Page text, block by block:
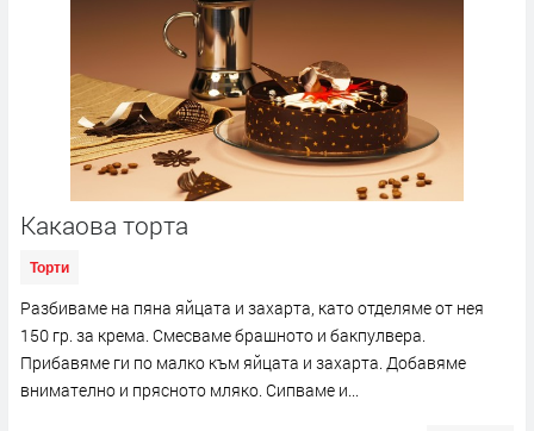
Какаова торта
Торти
Разбиваме на пяна яйцата и захарта, като отделяме от нея
150 гр. за крема. Смесваме брашното и бакпулвера.
Прибавяме ги по малко към яйцата и захарта. Добавяме
внимателно и прясното мляко. Сипваме и...